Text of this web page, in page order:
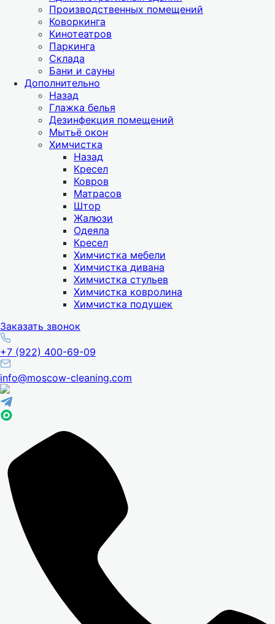
Производственных помещений
Коворкинга
Кинотеатров
Паркинга
Склада
Бани и сауны
Дополнительно
Назад
Глажка белья
Дезинфекция помещений
Мытьё окон
Химчистка
Назад
Кресел
Ковров
Матрасов
Штор
Жалюзи
Одеяла
Кресел
Химчистка мебели
Химчистка дивана
Химчистка стульев
Химчистка ковролина
Химчистка подушек
Заказать звонок
+7 (922) 400-69-09
info@moscow-cleaning.com